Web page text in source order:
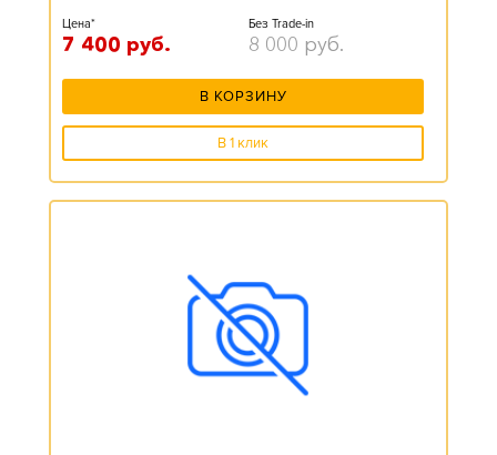
Цена*
7 400 руб.
Без Trade-in
8 000 руб.
В КОРЗИНУ
В 1 клик